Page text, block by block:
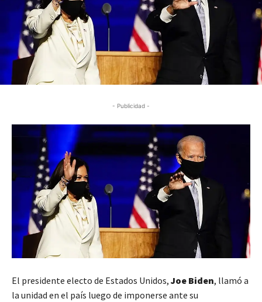
- Publicidad -
El presidente electo de Estados Unidos, Joe Biden, llamó a
la unidad en el país luego de imponerse ante su